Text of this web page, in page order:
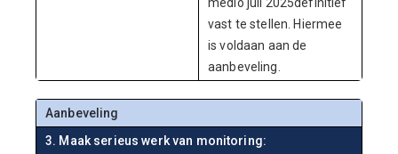
vast te stellen. Hiermee
is voldaan aan de
aanbeveling.
Aanbeveling
3. Maak serieus werk van monitoring: